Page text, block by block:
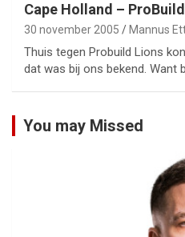
Cape Holland –
30 november 2005 Mannus
Thuis tegen Probuild Lions
dat was bij ons bekend. Want
You may Missed